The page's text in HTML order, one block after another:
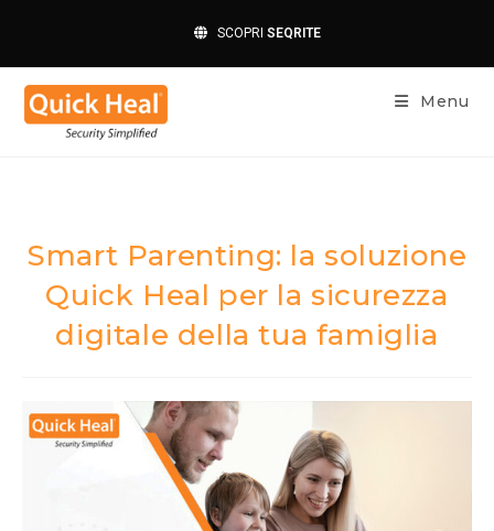
SCOPRI SEQRITE
Menu
Smart Parenting: la soluzione
Quick Heal per la sicurezza
digitale della tua famiglia